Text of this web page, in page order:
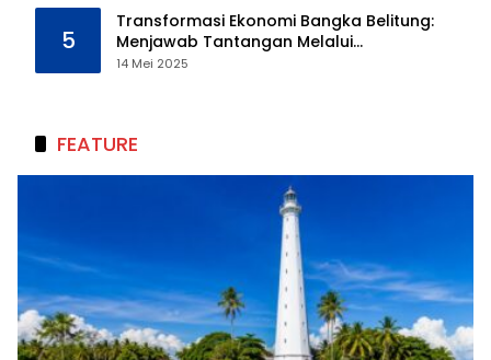
5
Transformasi Ekonomi Bangka Belitung:
Menjawab Tantangan Melalui
Pengelolaan Sumber Daya Alam yang
14 Mei 2025
FEATURE